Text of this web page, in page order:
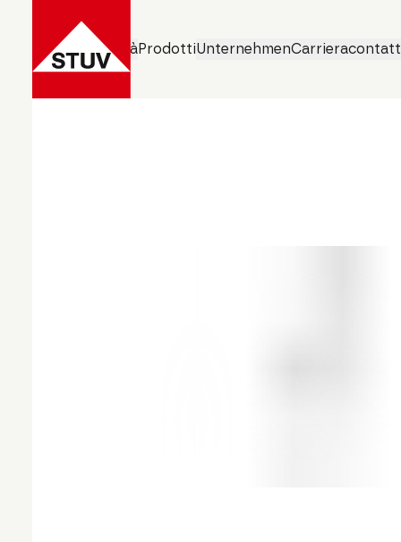
Aree di attivitàProdottiUnternehmenCarriera